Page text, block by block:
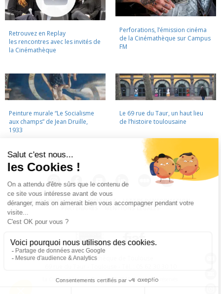
Retrouvez en Replay
les rencontres avec les invités de
la Cinémathèque
Perforations, l’émission cinéma
de la Cinémathèque sur Campus
FM
Peinture murale “Le Socialisme
aux champs” de Jean Druille,
1933
Le 69 rue du Taur, un haut lieu
de l’histoire toulousaine
LA CINÉMATHÈQUE · CONTACTS · LETTRE D'INFORMATION ·
PARTENAIRES
MENTIONS LÉGALES
La Cinémathèque de Toulouse
La Cinémathèque de Toulouse © 2015. Tous droits réservés.